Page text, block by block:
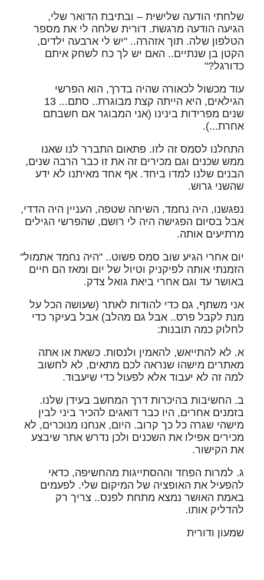
שלחתי הודעה שלישית – ובתיבת הדואר שלי,
הגיעה הודעה מרגשת. דורית שלחה לי את מספר
הטלפון שלה. תוך אזהרה.. "יש לי ארבעה ילדים,
הקטן בן שנתיים.. האם יש לך כח לשחק איתם
כדורגל?"
עוד מכשול לכאורה שהיה בדרך, הוא הפרשי
הגילאים, היא הייתה קצת מבוגרת.. סתם... 13
שנים מפרידות בינינו (אני המבוגר אם חשבתם
אחרת...).
התחלנו לסמס זה לזו. פתאום התברר לנו שאנו
ממש שכנים וגם מכירים זה את זו כבר הרבה שנים,
הבנים שלנו למדו ביחד. אף אחד מאיתנו לא ידע
שהשני גרוש.
נפגשנו, היה נחמד, השיחה שטפה, העניין היה הדדי,
אבל בסיום הפגישה היה לי רושם, שהפרשי הגילים
מרתיעים אותה.
יום אחרי הגיע שוב סמס פשוט.. "היה נחמד אתמול"
הזמנתי אותה לפיקניק וטיול של יום ומאז הם חיים
באושר עד וגם אחרי ביאת גואל צדק.
אני משתף, גם כדי להודות לאתר (שעושה הכל על
מנת לקבל פרס.. אבל גם מהלב) אבל בעיקר כדי
לחלוק כמה תובנות:
א. לא להתייאש, להאמין ולנסות. כשאת או אתה
מאתרים מישהו שנראה לכם מתאים, לא לחשוב
למה זה לא יעבוד אלא לפעול כדי שיעבוד.
ב. החשיבות בהיכרות דרך המחשב בעידן שלנו.
בזמנים אחרים, היו כבר דואגים להכיר ביני לבין
מישהי שגרה כל כך קרוב. היום, אנחנו מנוכרים, לא
מכירים אפילו את השכנים ולכן נדרש אתר שיבצע
את הקישור.
ג. למרות הפחד וההסתייגות מהחשיפה, כדאי
להפעיל את האופציה של המיקום שלי. לפעמים
באמת האושר נמצא מתחת לפנס.. צריך רק
להדליק אותו.
שמעון ודורית